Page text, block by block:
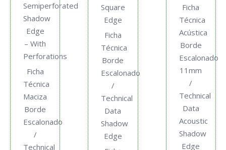
Semiperforated
Shadow
Edge
– With
Perforations
Ficha
Técnica
Maciza
Borde
Escalonado
/
Technical
Square
Edge
Ficha
Técnica
Borde
Escalonado
/
Technical
Data
Shadow
Edge
Ficha
Técnica
Acústica
Borde
Escalonado
11mm
/
Technical
Data
Acoustic
Shadow
Edge